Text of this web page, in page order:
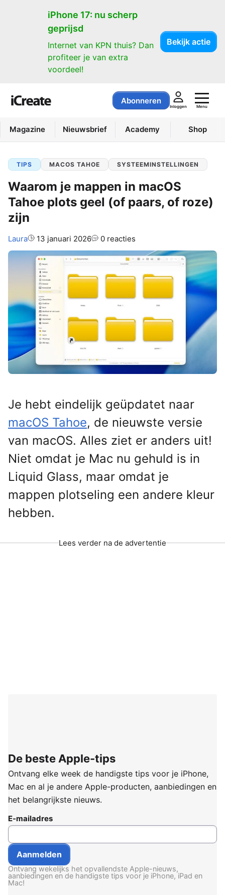
iPhone 17: nu scherp
geprijsd
Internet van KPN thuis? Dan
profiteer je van extra
voordeel!
Bekijk actie
Abonneren
Inloggen Menu
Magazine Nieuwsbrief Academy Shop
TIPS MACOS TAHOE SYSTEEMINSTELLINGEN
Waarom je mappen in macOS
Tahoe plots geel (of paars, of roze)
zijn
Auteur:
Laura 13 januari 2026 0 reacties
Je hebt eindelijk geüpdatet naar
macOS Tahoe, de nieuwste versie
van macOS. Alles ziet er anders uit!
Niet omdat je Mac nu gehuld is in
Liquid Glass, maar omdat je
mappen plotseling een andere kleur
hebben.
Lees verder na de advertentie
De beste Apple-tips
Ontvang elke week de handigste tips voor je iPhone,
Mac en al je andere Apple-producten, aanbiedingen en
het belangrijkste nieuws.
E-mailadres
Ontvang wekelijks het opvallendste Apple-nieuws,
aanbiedingen en de handigste tips voor je iPhone, iPad en
Mac!